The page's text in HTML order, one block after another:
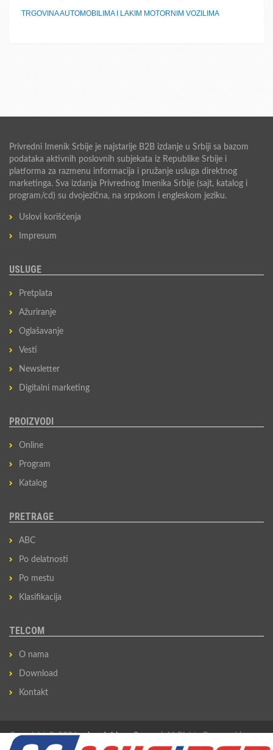
TRGOVINA AUTOMOBILIMA I LAKIM MOTORNIM VOZILIMA
Privredni Imenik Srbije je najstarije B2B izdanje u Srbiji sa bazom
podataka aktivnih poslovnih subjekata iz Republike Srbije i
platforma za razmenu informacija i pružanje usluga direktnog
marketinga. Sva izdanja Privrednog Imenika Srbije (sajt, katalog i
program/cd) su dvojezična, na srpskom i engleskom jeziku.
Uslovi korišćenja
Impresum
USLUGE
Pretplata
Ažuriranje
Oglašavanje
Vesti
Newsletter
Digitalni marketing
PROIZVODI
Online
Program
Katalog
PRETRAGE
ABC
Po delatnosti
Po mestu
Klasifikacija
TELCOM
O nama
Download
Kontakt
Copyright © 2026privredni-imenik.com
Izradio Sovan